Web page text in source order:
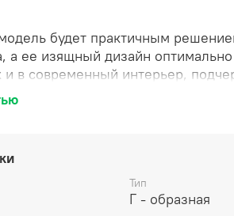
будет практичным
а ее изящный дизайн
и в современный интерьер,
лестница не только создаст в
его главным
Тип
Г - образная